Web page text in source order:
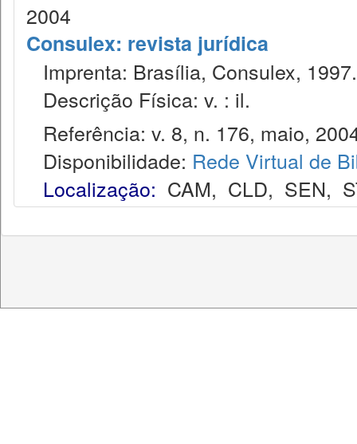
2004
Consulex: revista jurídica
Imprenta: Brasília, Consulex, 1997.
Descrição Física: v. : il.
Referência: v. 8, n. 176, maio,
Disponibilidade: Rede Virtual de
Localização: CAM, CLD, SEN,